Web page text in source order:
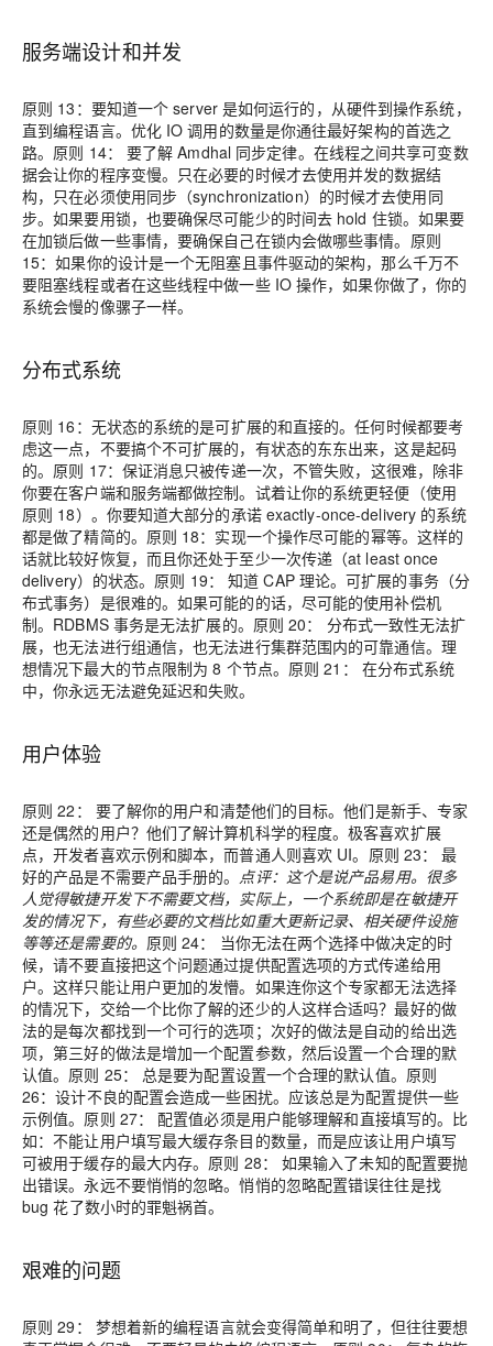
服务端设计和并发
原则 13： 要知道一个 server 是如何运行的，从硬件到操作系统，
直到编程语言。优化 IO 调用的数量是你通往最好架构的首选之
路。 原则 14：
要了解 Amdhal 同步定律。在线程之间共享可变数
据会让你的程序变慢。只在必要的时候才去使用并发的数据结
构，只在必须使用同步（synchronization）的时候才去使用同
步。如果要用锁，也要确保尽可能少的时间去 hold 住锁。如果要
在加锁后做一些事情，要确保自己在锁内会做哪些事情。 原则
15：如果你的设计是一个无阻塞且事件驱动的架构，那么千万不
要阻塞线程或者在这些线程中做一些 IO 操作，如果你做了，你的
系统会慢的像骡子一样。
分布式系统
原则 16： 无状态的系统的是可扩展的和直接的。任何时候都要考
虑这一点，不要搞个不可扩展的，有状态的东东出来，这是起码
的。 原则 17： 保证消息只被传递一次，不管失败，这很难，除非
你要在客户端和服务端都做控制。试着让你的系统更轻便（使用
原则 18）。你要知道大部分的承诺 exactly-once-delivery 的系统
都是做了精简的。 原则 18： 实现一个操作尽可能的幂等。这样的
话就比较好恢复，而且你还处于至少一次传递（at least once
delivery）的状态。 原则 19：
知道 CAP 理论。可扩展的事务（分
布式事务）是很难的。如果可能的的话，尽可能的使用补偿机
制。RDBMS 事务是无法扩展的。 原则 20：
分布式一致性无法扩
展，也无法进行组通信，也无法进行集群范围内的可靠通信。理
想情况下最大的节点限制为 8 个节点。 原则 21：
在分布式系统
中，你永远无法避免延迟和失败。
用户体验
原则 22：
要了解你的用户和清楚他们的目标。他们是新手、专家
还是偶然的用户？他们了解计算机科学的程度。极客喜欢扩展
点，开发者喜欢示例和脚本，而普通人则喜欢 UI。 原则 23：
最
好的产品是不需要产品手册的。 点评：这个是说产品易用。很多
人觉得敏捷开发下不需要文档，实际上，一个系统即是在敏捷开
发的情况下，有些必要的文档比如重大更新记录、相关硬件设施
等等还是需要的。 原则 24：
当你无法在两个选择中做决定的时
候，请不要直接把这个问题通过提供配置选项的方式传递给用
户。这样只能让用户更加的发懵。如果连你这个专家都无法选择
的情况下，交给一个比你了解的还少的人这样合适吗？最好的做
法的是每次都找到一个可行的选项；次好的做法是自动的给出选
项，第三好的做法是增加一个配置参数，然后设置一个合理的默
认值。 原则 25： 总是要为配置设置一个合理的默认值。 原则
26：设计不良的配置会造成一些困扰。应该总是为配置提供一些
示例值。 原则 27：
配置值必须是用户能够理解和直接填写的。比
如：不能让用户填写最大缓存条目的数量，而是应该让用户填写
可被用于缓存的最大内存。 原则 28：
如果输入了未知的配置要抛
出错误。永远不要悄悄的忽略。悄悄的忽略配置错误往往是找
bug 花了数小时的罪魁祸首。
艰难的问题
原则 29：
梦想着新的编程语言就会变得简单和明了，但往往要想